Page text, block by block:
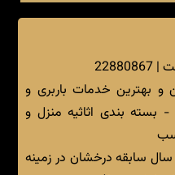
و بهترین خدمات باربری و
بندی اثاثیه منزل و
باربری طلایی تهران با بیش از 15 سال سابقه درخشان در زمینه